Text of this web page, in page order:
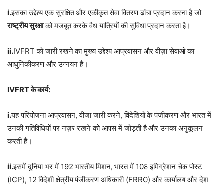
i.इसका उद्देश्य एक सुरक्षित और एकीकृत सेवा वितरण ढांचा प्रदान करना है जो
राष्ट्रीय सुरक्षाको मजबूत करके वैध यात्रियों की सुविधा प्रदान करता है।
ii.IVFRT को जारी रखने का मुख्य उद्देश्य आप्रवासन और वीज़ा सेवाओं का
आधुनिकीकरण और उन्नयन है।
IVFRT के कार्य:
i.यह परियोजना आप्रवासन, वीजा जारी करने, विदेशियों के पंजीकरण और भारत में
उनकी गतिविधियों पर नज़र रखने को आपस में जोड़ती है और उनका अनुकूलन
करती है।
ii.इसमें दुनिया भर में 192 भारतीय मिशन, भारत में 108 इमिग्रेशन चेक पोस्ट
(ICP), 12 विदेशी क्षेत्रीय पंजीकरण अधिकारी (FRRO) और कार्यालय और देश